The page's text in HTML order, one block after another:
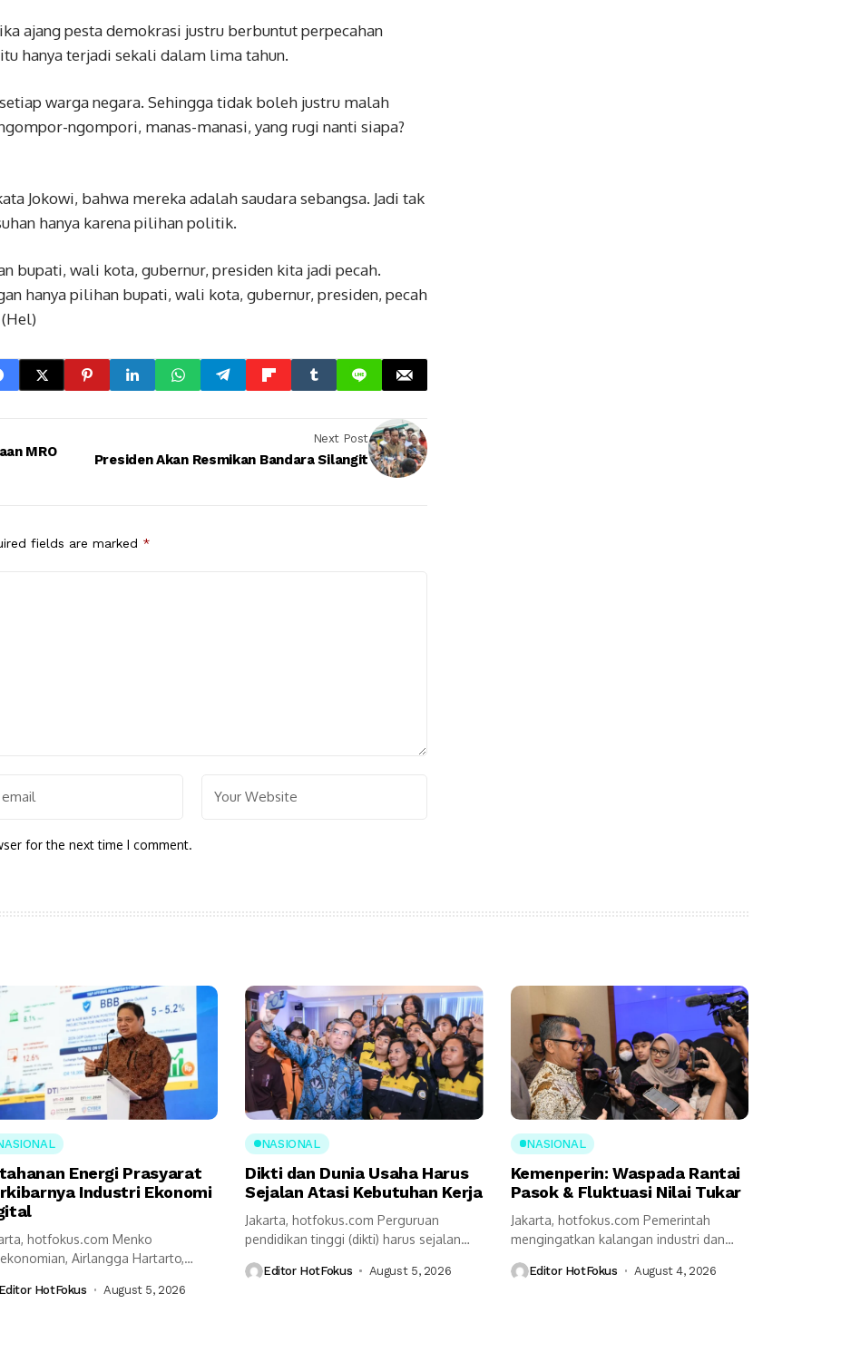
ajang pesta demokrasi justru berbuntut perpecahan
hanya terjadi sekali dalam lima tahun.
warga negara. Sehingga tidak boleh justru malah
ngompori, manas-manasi, yang rugi nanti siapa?
Jokowi, bahwa mereka adalah saudara sebangsa. Jadi tak
hanya karena pilihan politik.
bupati, wali kota, gubernur, presiden kita jadi pecah.
hanya pilihan bupati, wali kota, gubernur, presiden, pecah
MRO
Next Post
Presiden Akan Resmikan Bandara Silangit
fields are marked *
for the next time I comment.
Energi Prasyarat
Industri Ekonomi
hotfokus.com Menko
Airlangga Hartarto,
utama...
HotFokus August 5, 2026
NASIONAL
Dikti dan Dunia Usaha Harus
Sejalan Atasi Kebutuhan Kerja
Jakarta, hotfokus.com Perguruan
pendidikan tinggi (dikti) harus sejalan
Editor HotFokus August 5, 2026
NASIONAL
Kemenperin: Waspada Rantai
Pasok & Fluktuasi Nilai Tukar
Jakarta, hotfokus.com Pemerintah
mengingatkan kalangan industri dan
tetap...
Editor HotFokus August 4, 2026